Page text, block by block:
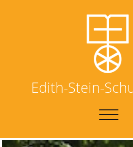
Edith-Stein-